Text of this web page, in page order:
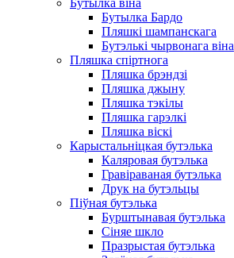
Бутылка віна
Бутылка Бардо
Пляшкі шампанскага
Бутэлькі чырвонага віна
Пляшка спіртнога
Пляшка брэндзі
Пляшка джыну
Пляшка тэкілы
Пляшка гарэлкі
Пляшка віскі
Карыстальніцкая бутэлька
Каляровая бутэлька
Гравіраваная бутэлька
Друк на бутэльцы
Піўная бутэлька
Бурштынавая бутэлька
Сіняе шкло
Празрыстая бутэлька